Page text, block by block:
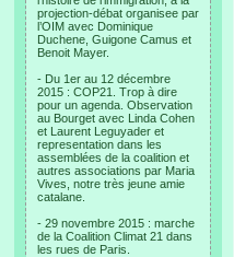
projection-débat organisee par
l’OIM avec Dominique
Duchene, Guigone Camus et
Benoit Mayer.
- Du 1er au 12 décembre
2015 : COP21. Trop à dire
pour un agenda. Observation
au Bourget avec Linda Cohen
et Laurent Leguyader et
representation dans les
assemblées de la coalition et
autres associations par Maria
Vives, notre très jeune amie
catalane.
- 29 novembre 2015 : marche
de la Coalition Climat 21 dans
les rues de Paris.